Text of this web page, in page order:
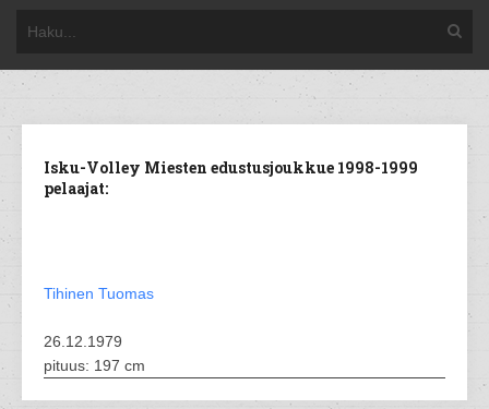
Isku-Volley Miesten edustusjoukkue 1998-1999
pelaajat:
Tihinen Tuomas
26.12.1979
pituus: 197 cm